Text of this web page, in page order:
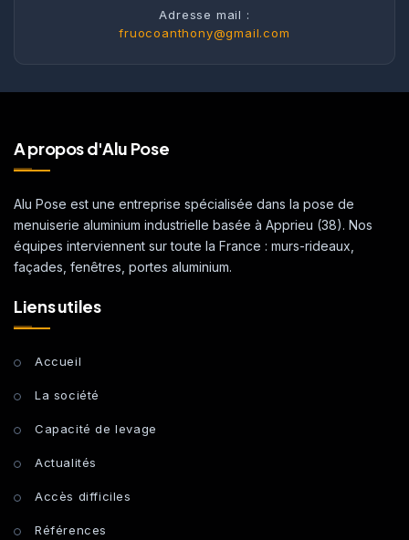
Adresse mail :
fruocoanthony@gmail.com
A propos d'Alu Pose
Alu Pose est une entreprise spécialisée dans la pose de
menuiserie aluminium industrielle basée à Apprieu (38). Nos
équipes interviennent sur toute la France : murs-rideaux,
façades, fenêtres, portes aluminium.
Liens utiles
Accueil
La société
Capacité de levage
Actualités
Accès difficiles
Références